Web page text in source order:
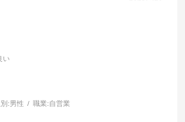
い
:男性 職業:自営業